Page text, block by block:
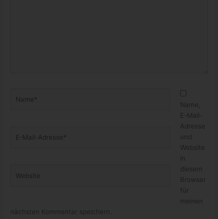
Mail-
Name,
E-Mail-
Adresse
und
Website
in
diesem
Browser
für
meinen
nächsten Kommentar speichern.